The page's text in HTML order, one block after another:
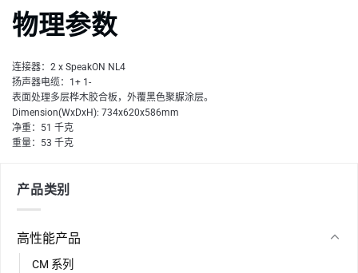
物理参数
连接器：2 x SpeakON NL4
扬声器电缆：1+ 1-
表面处理多层桦木胶合板，外覆黑色聚脲涂层。
Dimension(WxDxH): 734x620x586mm
净重：51 千克
重量：53 千克
产品类别
高性能产品
CM 系列